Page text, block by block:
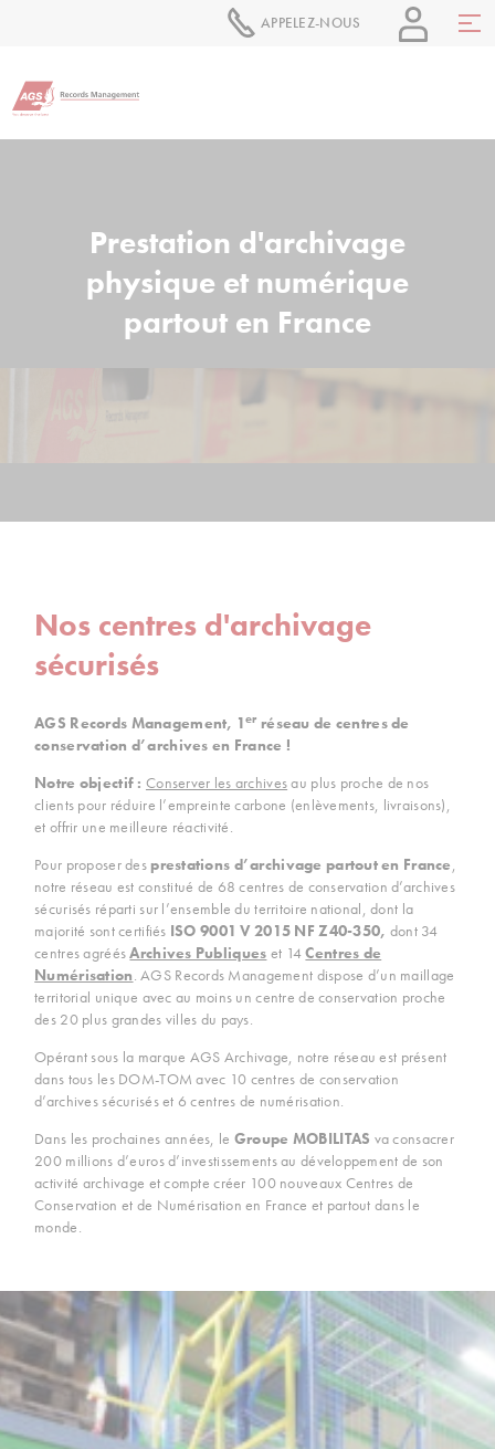
APPELEZ-NOUS
Prestation d'archivage
physique et numérique
partout en France
Nos centres d'archivage
sécurisés
AGS Records Management, 1er réseau de centres de
conservation d’archives en France !
Notre objectif : Conserver les archivesau plus proche de nos
clients pour réduire l’empreinte carbone (enlèvements, livraisons),
et offrir une meilleure réactivité.
Pour proposer des prestations d’archivage partout en France,
notre réseau est constitué de 68 centres de conservation d’archives
sécurisés réparti sur l’ensemble du territoire national, dont la
majorité sont certifiés ISO 9001 V 2015 NF Z40-350, dont 34
centres agréésArchives Publiques et 14Centres de
Numérisation. AGS Records Management dispose d’un maillage
territorial unique avec au moins un centre de conservation proche
des 20 plus grandes villes du pays.
Opérant sous la marque AGS Archivage, notre réseau est présent
dans tous les DOM-TOM avec 10 centres de conservation
d’archives sécurisés et 6 centres de numérisation.
Dans les prochaines années, le Groupe MOBILITAS va consacrer
200 millions d’euros d’investissements au développement de son
activité archivage et compte créer 100 nouveaux Centres de
Conservation et de Numérisation en France et partout dans le
monde.